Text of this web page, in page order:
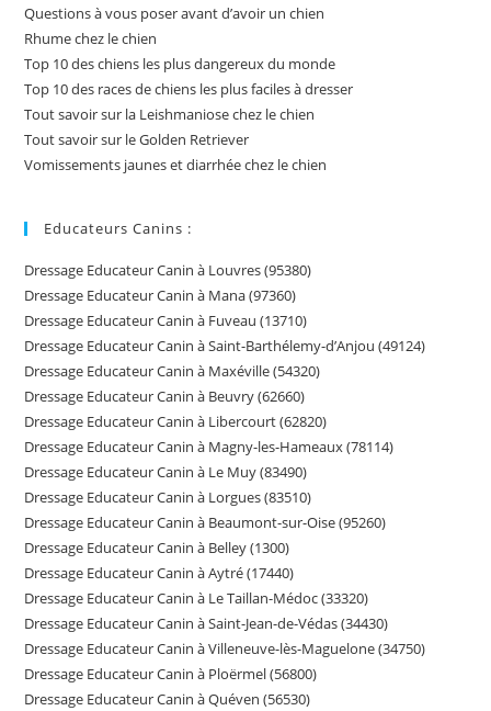
Questions à vous poser avant d’avoir un chien
Rhume chez le chien
Top 10 des chiens les plus dangereux du monde
Top 10 des races de chiens les plus faciles à dresser
Tout savoir sur la Leishmaniose chez le chien
Tout savoir sur le Golden Retriever
Vomissements jaunes et diarrhée chez le chien
Educateurs Canins :
Dressage Educateur Canin à Louvres (95380)
Dressage Educateur Canin à Mana (97360)
Dressage Educateur Canin à Fuveau (13710)
Dressage Educateur Canin à Saint-Barthélemy-d’Anjou (49124)
Dressage Educateur Canin à Maxéville (54320)
Dressage Educateur Canin à Beuvry (62660)
Dressage Educateur Canin à Libercourt (62820)
Dressage Educateur Canin à Magny-les-Hameaux (78114)
Dressage Educateur Canin à Le Muy (83490)
Dressage Educateur Canin à Lorgues (83510)
Dressage Educateur Canin à Beaumont-sur-Oise (95260)
Dressage Educateur Canin à Belley (1300)
Dressage Educateur Canin à Aytré (17440)
Dressage Educateur Canin à Le Taillan-Médoc (33320)
Dressage Educateur Canin à Saint-Jean-de-Védas (34430)
Dressage Educateur Canin à Villeneuve-lès-Maguelone (34750)
Dressage Educateur Canin à Ploërmel (56800)
Dressage Educateur Canin à Quéven (56530)